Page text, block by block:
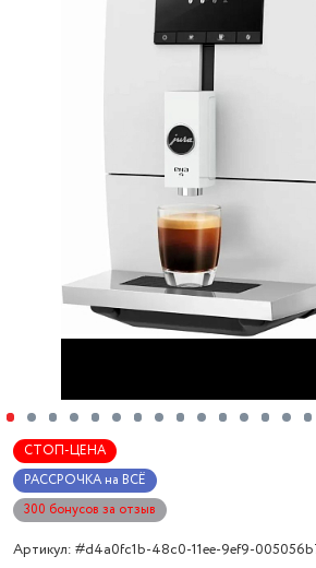
СТОП-ЦЕНА
РАССРОЧКА на ВСЁ
300 бонусов за отзыв
Артикул: #d4a0fc1b-48c0-11ee-9ef9-